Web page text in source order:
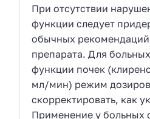
При отсутствии
функции следует
обычных
препарата. Для
функции почек
мл/мин) режим
скорректировать, как
Применение у больных